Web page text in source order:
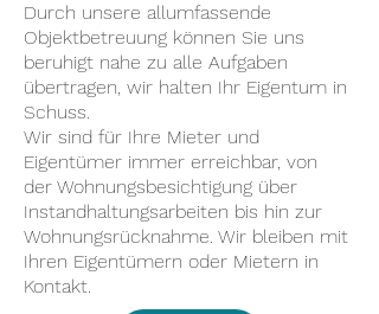
Durch unsere allumfassende
Objektbetreuung können Sie uns
beruhigt nahe zu alle Aufgaben
übertragen, wir halten Ihr Eigentum in
Schuss.
Wir sind für Ihre Mieter und
Eigentümer immer erreichbar, von
der Wohnungsbesichtigung über
Instandhaltungsarbeiten bis hin zur
Wohnungsrücknahme. Wir bleiben mit
Ihren Eigentümern oder Mietern in
Kontakt.